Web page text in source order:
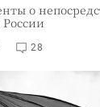
о
28